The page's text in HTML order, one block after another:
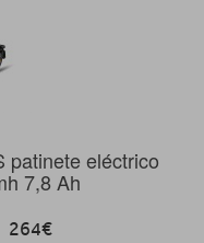
patinete eléctrico
7,8 Ah
264€